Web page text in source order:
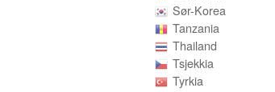
Sør-Korea
Tanzania
Thailand
Tsjekkia
Tyrkia